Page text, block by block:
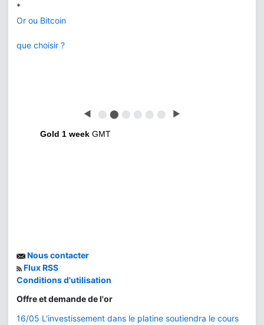
*
Or ou Bitcoin
que choisir ?
◀ ⬤ ⬤ ⬤ ⬤ ⬤ ⬤ ▶
Gold 1 week GMT
Nous contacter
Flux RSS
Conditions d'utilisation
Offre et demande de l'or
16/05 L'investissement dans le platine soutiendra le cours